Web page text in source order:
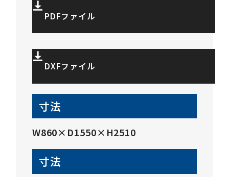
PDFファイル
DXFファイル
寸法
W860×D1550×H2510
寸法